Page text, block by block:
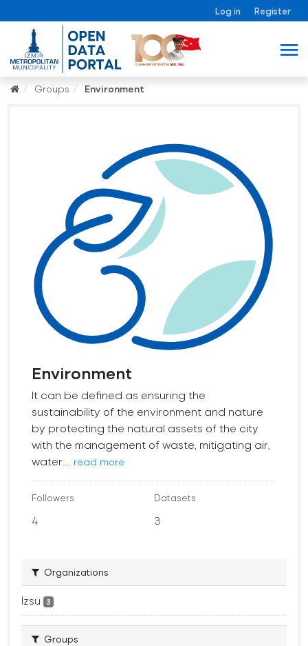
Log in Register
Groups Environment
Environment
It can be defined as ensuring the
sustainability of the environment and nature
by protecting the natural assets of the city
with the management of waste, mitigating air,
water...
read more
Followers
4
Datasets
3
Organizations
İzsu 3
Groups